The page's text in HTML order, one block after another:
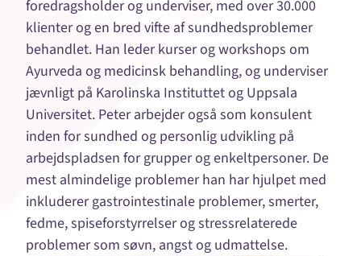
foredragsholder og underviser, med over 30.000
klienter og en bred vifte af sundhedsproblemer
behandlet. Han leder kurser og workshops om
Ayurveda og medicinsk behandling, og underviser
jævnligt på Karolinska Instituttet og Uppsala
Universitet. Peter arbejder også som konsulent
inden for sundhed og personlig udvikling på
arbejdspladsen for grupper og enkeltpersoner. De
mest almindelige problemer han har hjulpet med
inkluderer gastrointestinale problemer, smerter,
fedme, spiseforstyrrelser og stressrelaterede
problemer som søvn, angst og udmattelse.